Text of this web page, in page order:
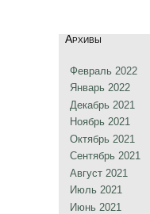
Архивы
Февраль 2022
Январь 2022
Декабрь 2021
Ноябрь 2021
Октябрь 2021
Сентябрь 2021
Август 2021
Июль 2021
Июнь 2021